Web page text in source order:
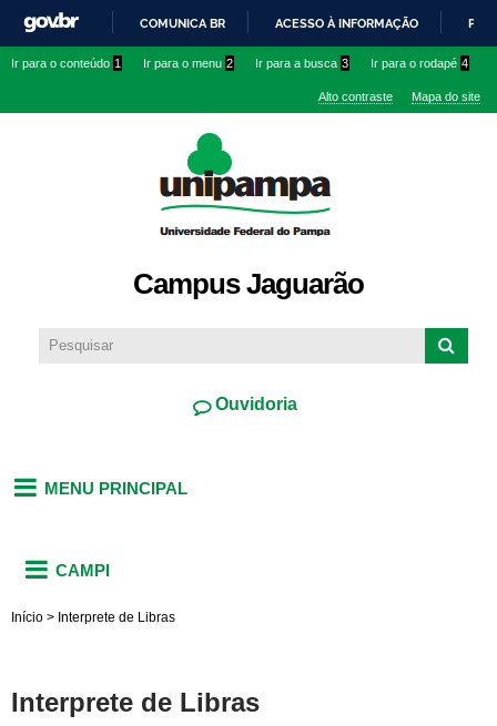
conteúdo
IR
O
COMUNICA BR ACESSO À INFORMAÇÃO
Ir para o conteúdo 1 Ir para o menu 2 Ir para a busca 3 Ir para o rodapé 4
Alto contraste Mapa do site
Campus Jaguarão
Ouvidoria
MENU PRINCIPAL
CAMPI
Início > Interprete de Libras
Interprete de Libras